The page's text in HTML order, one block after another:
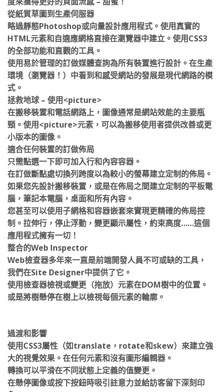
從紙質草圖到生產伺服器
略過靜態Photoshop或向量設計應用程式。使用真實的
HTML元素和自適應網格直接在瀏覽器中建立。使用CSS3
的全部功能和直觀的工具。
使用易於管理的訂做媒體查詢為所有裝置進行設計。在生產
環境（瀏覽器！）中看到和感受網站的發展是現代網路的模
式。
拯救地球 – 使用<picture>
在搬移裝置和電話網路上，圖像通常是網站效能的主要瓶
頸。使用<picture>元素，可以為搬移使用者提供改善或更
小版本的圖像。
適合任何裝置的訂做佈局
只需點選一下即可加入行和內容容器。
在訂做斷點處切換列跨度以為較小的螢幕建立定制的佈局。
如果您先設計搬移裝置，或是在佈局之間建立定制的平板電
腦，筆記本電腦，桌面和所有內容。
您甚至可以使用子網格和容器嵌套來實現更精確的佈局控
制。拉伸行，停止浮動，變更顯示屬性，約束高度……這個
應用程式擁有一切！
整合的Web Inspector
Web檢查器多年來一直是前端開發人員不可或缺的工具，
我們在Site Designer中提供了它。
使用檢查器檢視或變更（拖放）元素在DOM樹中的位置。
或是將樹懸停在樹上以檢視每個元素的輪廓。
使用CSS3屬性（如translate，rotate和skew）來建立強
大的視覺效果。在任何元素和沒有圖形編輯器。
轉換可以平滑在不同狀態上定義的值變更。
在懸停圖像或按下按鈕時吸引註意力並給訪客留下深刻印
象。